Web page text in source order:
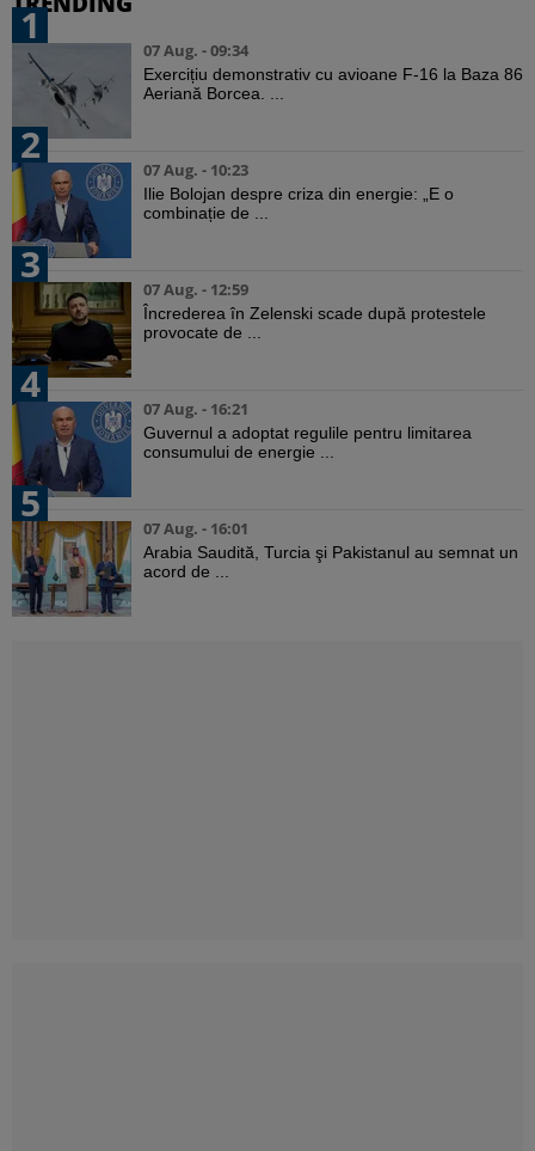
1
07 Aug. - 09:34
Exercițiu demonstrativ cu avioane F-16 la Baza 86
Aeriană Borcea. ...
2
07 Aug. - 10:23
Ilie Bolojan despre criza din energie: „E o
combinație de ...
3
07 Aug. - 12:59
Încrederea în Zelenski scade după protestele
provocate de ...
4
07 Aug. - 16:21
Guvernul a adoptat regulile pentru limitarea
consumului de energie ...
5
07 Aug. - 16:01
Arabia Saudită, Turcia şi Pakistanul au semnat un
acord de ...